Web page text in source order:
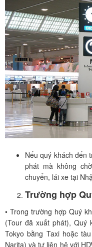
Nếu quý khách đến
phát mà không
chuyển, lái xe tại
Trường hợp
• Trong trường hợp Quý
(Tour đã xuất phát), Quý
Tokyo bằng Taxi hoặc
Narita) và tự liên hệ với